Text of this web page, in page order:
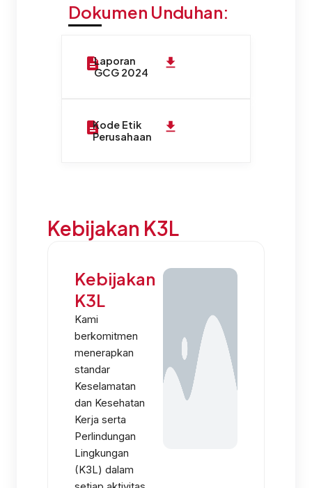
Dokumen Unduhan:
Laporan
GCG 2024
Kode Etik
Perusahaan
Kebijakan K3L
Kebijakan
K3L
Kami
berkomitmen
menerapkan
standar
Keselamatan
dan Kesehatan
Kerja serta
Perlindungan
Lingkungan
(K3L) dalam